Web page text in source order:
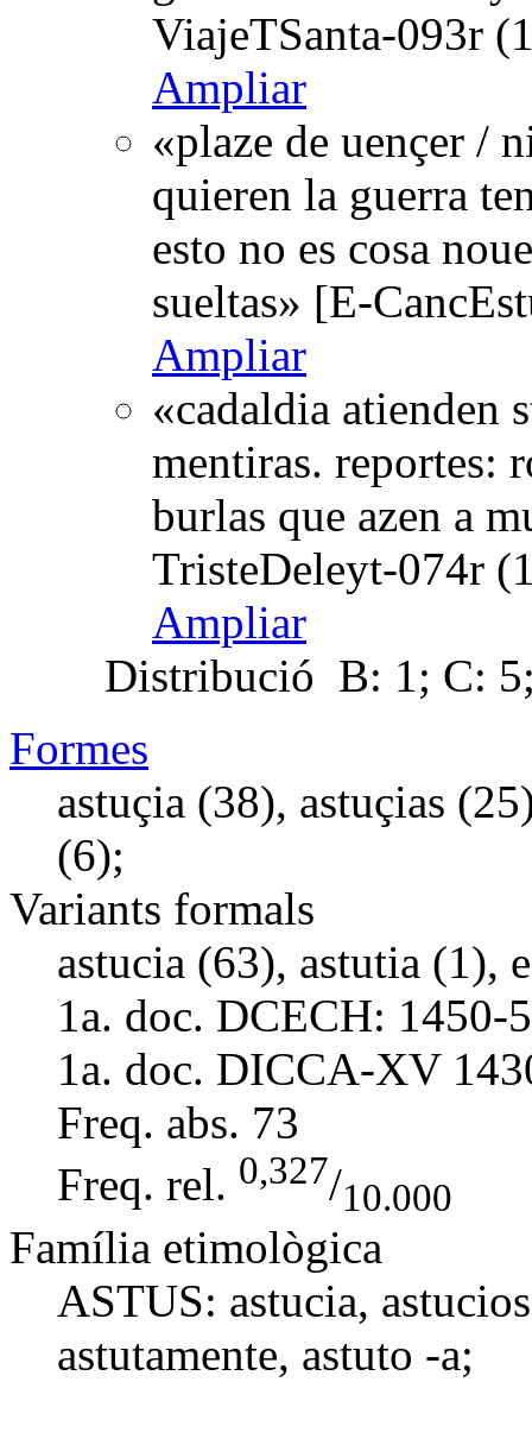
ViajeTSanta-093r
Ampliar
«plaze de uençer /
quieren la guerra
esto no es cosa
sueltas» [E-
Ampliar
«cadaldia atienden
mentiras. reportes:
burlas que azen a
TristeDeleyt-074r
Ampliar
Distribució B: 1; C:
Formes
astuçia (38), astuçias
(6);
Variants formals
astucia (63), astutia (1),
1a. doc. DCECH: 1450-
1a. doc. DICCA-XV
Freq. abs. 73
Freq. rel. 0,327/10.000
Família etimològica
ASTUS: astucia,
astutamente, astuto -a;